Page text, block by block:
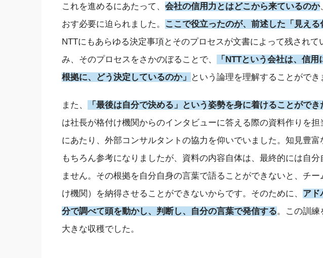
これを進めるにあたって、 会社の信用力とはどこから来ているのか
おす必要に迫られました。
ここで役立ったのが、前述した「見える
NTTにもあらゆる決定事項とそのプロセスが文書によって残されて
み、そのプロセスをさかのぼることで、
「NTTという会社は、信
根拠に、どう決定しているのか」
という論理を理解することができ
また、 「最後は自分で決める」という姿勢を身に着けることができ
は社長が格付け機関からのインタビューに答える際の資料作りを
にあたり、外部コンサルタントの協力を仰いでいました。知見豊
もちろん参考になりましたが、資料の内容自体は、最終的には自分
ません。その根拠を自分自身の言葉で語ることができないと、チ
け機関）を納得させることができないからです。そのために、 アド
分で調べて頭を動かし、判断し、自分の言葉で発信する。この訓練
大きな収穫でした。